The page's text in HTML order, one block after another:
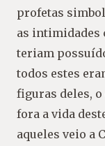
profetas
as intimidades
teriam
todos estes
figuras deles,
fora a vida
aqueles veio a